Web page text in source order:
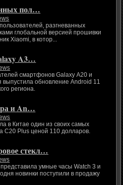
пол…
разгневанных
глобальной версией прошивки
Xiaomi, в котор...
A3…
смартфонов Galaxy A20 и
выпустила обновление Android 11
региона.
и An…
в Китае один из своих самых
C20 Plus ценой 110 долларов.
стекл…
умные часы Watch 3 и
новинки поступили в продажу